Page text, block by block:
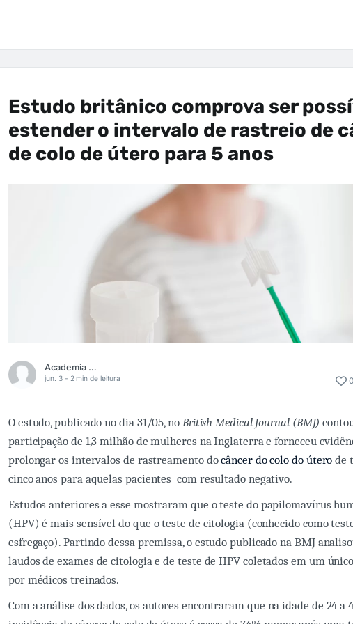
Estudo britânico comprova ser
estender o intervalo de rastreio de
de colo de útero para 5 anos
Academia Médica
jun. 3 - 2 min de leitura 0
O estudo, publicado no dia 31/05, no British Medical Journal (BMJ)
participação de 1,3 milhão de mulheres na Inglaterra e forneceu
prolongar os intervalos de rastreamento docâncer do colo do útero de
cinco anos para aquelas pacientes com resultado negativo.
Estudos anteriores a esse mostraram que o teste do papilomavírus
(HPV) é mais sensível do que o teste de citologia (conhecido como
esfregaço). Partindo dessa premissa, o estudo publicado na BMJ
laudos de exames de citologia e de teste de HPV coletados em um
por médicos treinados.
Com a análise dos dados, os autores encontraram que na idade de 24 a